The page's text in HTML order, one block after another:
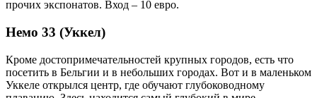
прочих экспонатов. Вход – 10 евро.
Немо 33 (Уккел)
Кроме достопримечательностей крупных городов, есть что
посетить в Бельгии и в небольших городах. Вот и в маленьком
Уккеле открылся центр, где обучают глубоководному